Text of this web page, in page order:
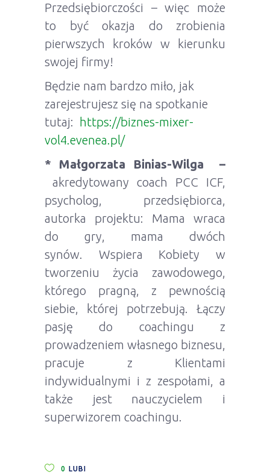
Przedsiębiorczości – więc może
to być okazja do zrobienia
pierwszych kroków w kierunku
swojej firmy!
Będzie nam bardzo miło, jak
zarejestrujesz się na spotkanie
tutaj:
https://biznes-mixer-
vol4.evenea.pl/
* Małgorzata Binias-Wilga –
akredytowany coach PCC ICF,
psycholog, przedsiębiorca,
autorka projektu: Mama wraca
do gry, mama dwóch
synów. Wspiera Kobiety w
tworzeniu życia zawodowego,
którego pragną, z pewnością
siebie, której potrzebują. Łączy
pasję do coachingu z
prowadzeniem własnego biznesu,
pracuje z Klientami
indywidualnymi i z zespołami, a
także jest nauczycielem i
superwizorem coachingu.
0 LUBI